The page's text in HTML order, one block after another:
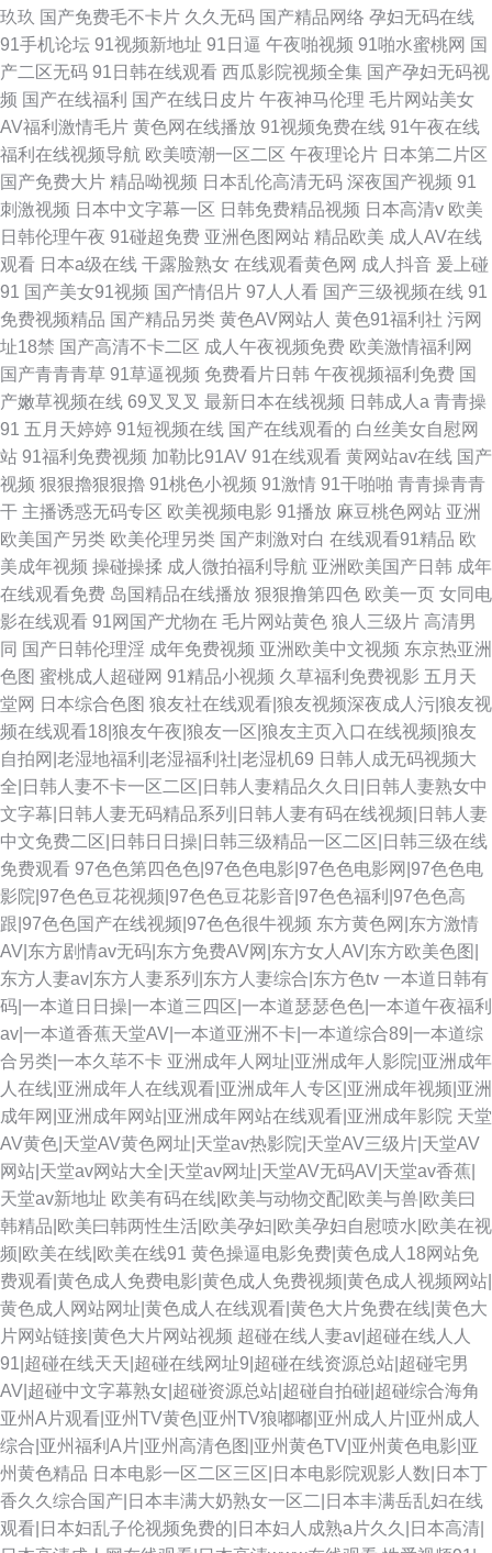
玖玖 国产免费毛不卡片 久久无码 国产精品网络 孕妇无码在线
91手机论坛 91视频新地址 91日逼 午夜啪视频 91啪水蜜桃网 国
产二区无码 91日韩在线观看 西瓜影院视频全集 国产孕妇无码视
频 国产在线福利 国产在线日皮片 午夜神马伦理 毛片网站美女
AV福利激情毛片 黄色网在线播放 91视频免费在线 91午夜在线
福利在线视频导航 欧美喷潮一区二区 午夜理论片 日本第二片区
国产免费大片 精品呦视频 日本乱伦高清无码 深夜国产视频 91
刺激视频 日本中文字幕一区 日韩免费精品视频 日本高清v 欧美
日韩伦理午夜 91碰超免费 亚洲色图网站 精品欧美 成人AV在线
观看 日本a级在线 干露脸熟女 在线观看黄色网 成人抖音 爰上碰
91 国产美女91视频 国产情侣片 97人人看 国产三级视频在线 91
免费视频精品 国产精品另类 黄色AV网站人 黄色91福利社 污网
址18禁 国产高清不卡二区 成人午夜视频免费 欧美激情福利网
国产青青青草 91草逼视频 免费看片日韩 午夜视频福利免费 国
产嫩草视频在线 69叉叉叉 最新日本在线视频 日韩成人a 青青操
91 五月天婷婷 91短视频在线 国产在线观看的 白丝美女自慰网
站 91福利免费视频 加勒比91AV 91在线观看 黄网站av在线 国产
视频 狠狠擼狠狠擼 91桃色小视频 91激情 91干啪啪 青青操青青
干 主播诱惑无码专区 欧美视频电影 91播放 麻豆桃色网站 亚洲
欧美国产另类 欧美伦理另类 国产刺激对白 在线观看91精品 欧
美成年视频 操碰操揉 成人微拍福利导航 亚洲欧美国产日韩 成年
在线观看免费 岛国精品在线播放 狠狠撸第四色 欧美一页 女同电
影在线观看 91网国产尤物在 毛片网站黄色 狼人三级片 高清男
同 国产日韩伦理淫 成年免费视频 亚洲欧美中文视频 东京热亚洲
色图 蜜桃成人超碰网 91精品小视频 久草福利免费视影 五月天
堂网 日本综合色图 狼友社在线观看|狼友视频深夜成人污|狼友视
频在线观看18|狼友午夜|狼友一区|狼友主页入口在线视频|狼友
自拍网|老湿地福利|老湿福利社|老湿机69 日韩人成无码视频大
全|日韩人妻不卡一区二区|日韩人妻精品久久日|日韩人妻熟女中
文字幕|日韩人妻无码精品系列|日韩人妻有码在线视频|日韩人妻
中文免费二区|日韩日日操|日韩三级精品一区二区|日韩三级在线
免费观看 97色色第四色色|97色色电影|97色色电影网|97色色电
影院|97色色豆花视频|97色色豆花影音|97色色福利|97色色高
跟|97色色国产在线视频|97色色很牛视频 东方黄色网|东方激情
AV|东方剧情av无码|东方免费AV网|东方女人AV|东方欧美色图|
东方人妻av|东方人妻系列|东方人妻综合|东方色tv 一本道日韩有
码|一本道日日操|一本道三四区|一本道瑟瑟色色|一本道午夜福利
av|一本道香蕉天堂AV|一本道亚洲不卡|一本道综合89|一本道综
合另类|一本久荜不卡 亚洲成年人网址|亚洲成年人影院|亚洲成年
人在线|亚洲成年人在线观看|亚洲成年人专区|亚洲成年视频|亚洲
成年网|亚洲成年网站|亚洲成年网站在线观看|亚洲成年影院 天堂
AV黄色|天堂AV黄色网址|天堂av热影院|天堂AV三级片|天堂AV
网站|天堂av网站大全|天堂av网址|天堂AV无码AV|天堂av香蕉|
天堂av新地址 欧美有码在线|欧美与动物交配|欧美与兽|欧美曰
韩精品|欧美曰韩两性生活|欧美孕妇|欧美孕妇自慰喷水|欧美在视
频|欧美在线|欧美在线91 黄色操逼电影免费|黄色成人18网站免
费观看|黄色成人免费电影|黄色成人免费视频|黄色成人视频网站|
黄色成人网站网址|黄色成人在线观看|黄色大片免费在线|黄色大
片网站链接|黄色大片网站视频 超碰在线人妻av|超碰在线人人
91|超碰在线天天|超碰在线网址9|超碰在线资源总站|超碰宅男
AV|超碰中文字幕熟女|超碰资源总站|超碰自拍碰|超碰综合海角
亚州A片观看|亚州TV黄色|亚州TV狼嘟嘟|亚州成人片|亚州成人
综合|亚州福利A片|亚州高清色图|亚州黄色TV|亚州黄色电影|亚
州黄色精品 日本电影一区二区三区|日本电影院观影人数|日本丁
香久久综合国产|日本丰满大奶熟女一区二|日本丰满岳乱妇在线
观看|日本妇乱子伦视频免费的|日本妇人成熟a片久久|日本高清|